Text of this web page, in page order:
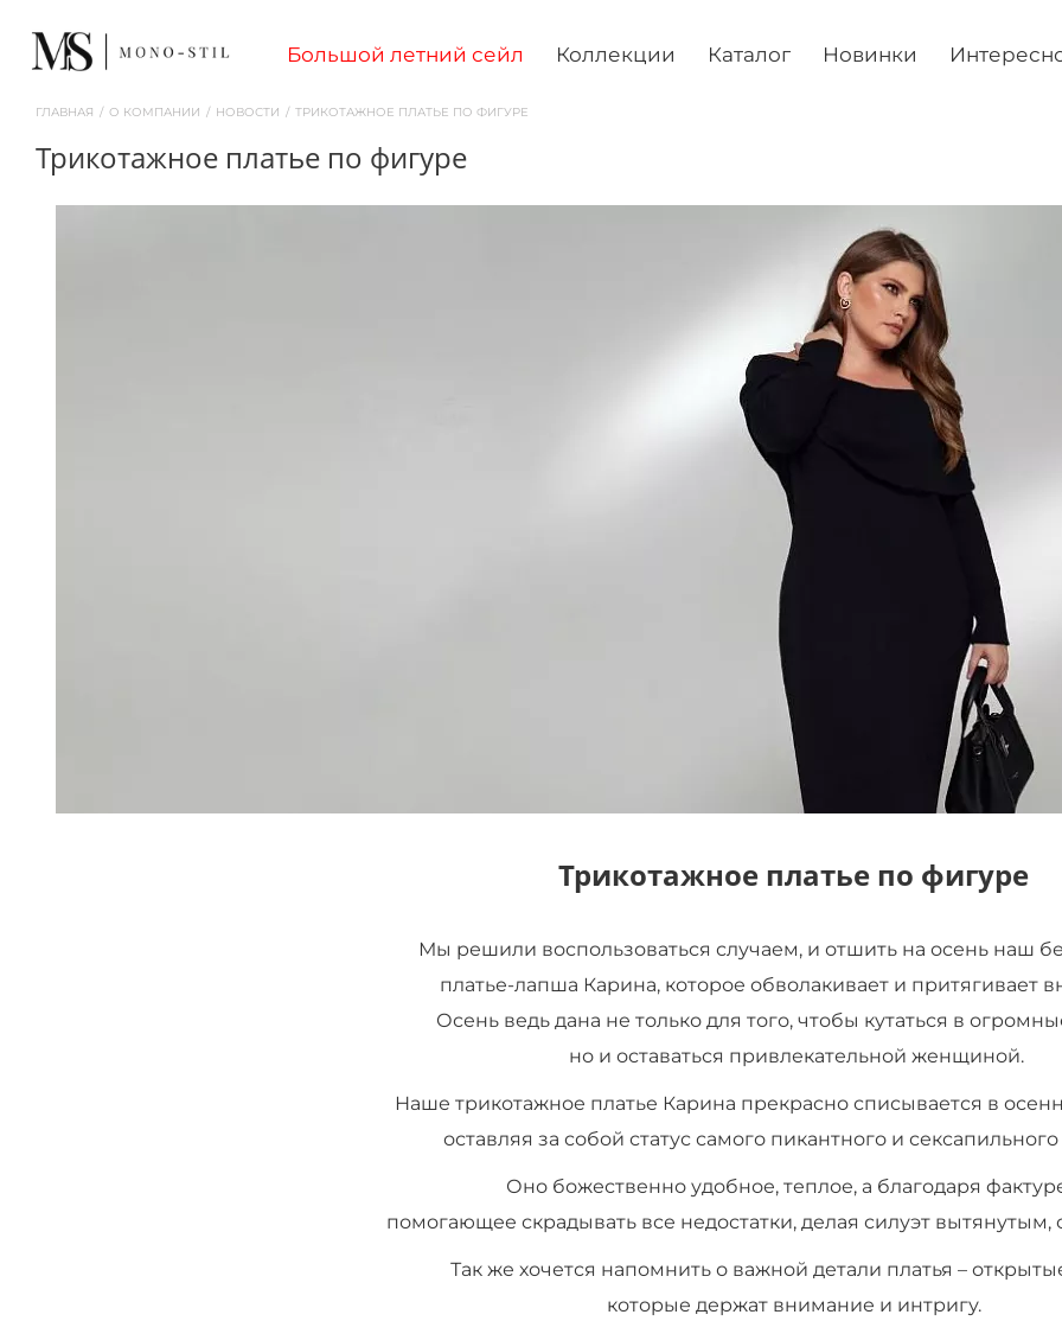
Большой летний сейл Коллекции Каталог Новинки
ГЛАВНАЯ / О КОМПАНИИ / НОВОСТИ / ТРИКОТАЖНОЕ ПЛАТЬЕ ПО ФИГУРЕ
трикотажное платье по фигуре
Трикотажное платье по фигуре
Мы решили воспользоваться случаем, и отшить на осень наш
платье-лапша Карина, которое обволакивает и притягивает
Осень ведь дана не только для того, чтобы кутаться в
но и оставаться привлекательной женщиной.
Наше трикотажное платье Карина прекрасно списывается в
оставляя за собой статус самого пикантного и
Оно божественно удобное, теплое, а благодаря
помогающее скрадывать все недостатки, делая силуэт вытянутым,
Так же хочется напомнить о важной детали платья –
которые держат внимание и интригу.